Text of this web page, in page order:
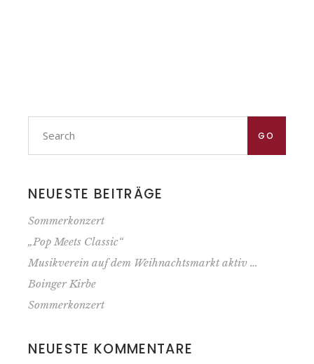
Search
for: GO
NEUESTE BEITRÄGE
Sommerkonzert
„Pop Meets Classic“
Musik­verein auf dem Weihnachts­markt aktiv …
Boinger Kirbe
Sommerkonzert
NEUESTE KOMMENTARE